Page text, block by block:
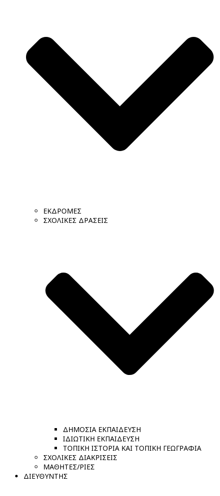
ΕΚΔΡΟΜΕΣ
ΣΧΟΛΙΚΕΣ ΔΡΑΣΕΙΣ
ΔΗΜΟΣΙΑ ΕΚΠΑΙΔΕΥΣΗ
ΙΔΙΩΤΙΚΗ ΕΚΠΑΙΔΕΥΣΗ
ΤΟΠΙΚΗ ΙΣΤΟΡΙΑ ΚΑΙ ΤΟΠΙΚΗ ΓΕΩΓΡΑΦΙΑ
ΣΧΟΛΙΚΕΣ ΔΙΑΚΡΙΣΕΙΣ
ΜΑΘΗΤΕΣ/ΡΙΕΣ
ΔΙΕΥΘΥΝΤΗΣ